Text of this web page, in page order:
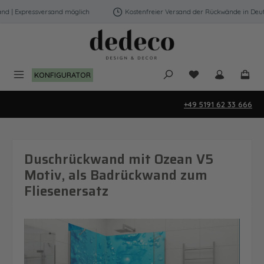
Zum Hauptinhalt springen
Expressversand möglich Kostenfreier Versand der Rückwände in
KONFIGURATOR Du hast 0
+49 5191 62 33 666
Duschrückwand mit Ozean V5
Motiv, als Badrückwand zum
Fliesenersatz
Bildergalerie überspringen